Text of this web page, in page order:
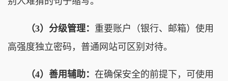
（3）分级管理： 重要账户（银行、邮箱）使用
高强度独立密码，普通网站可区别对待。
（4）善用辅助： 在确保安全的前提下，可使用